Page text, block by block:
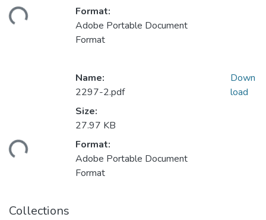
Format:
Adobe Portable Document
Format
Name:
2297-2.pdf
Size:
27.97 KB
Format:
Adobe Portable Document
Format
Down
load
Collections